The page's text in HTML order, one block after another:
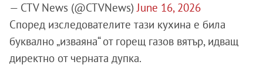
— CTV News (@CTVNews)June 16, 2026
Според изследователите тази кухина е била
буквално „изваяна“ от горещ газов вятър, идващ
директно от черната дупка.